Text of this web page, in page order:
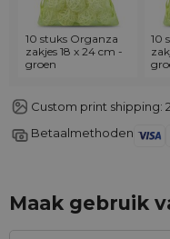
10 stuks Organza
zakjes 18 x 24 cm -
groen
10
Custom print shipping:
Betaalmethoden
Maak gebruik